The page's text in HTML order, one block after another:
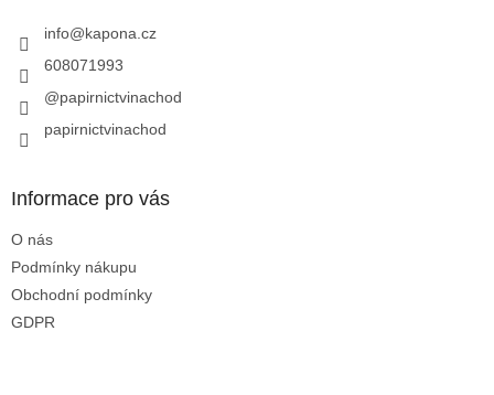
info@kapona.cz
608071993
@papirnictvinachod
papirnictvinachod
Informace pro vás
O nás
Podmínky nákupu
Obchodní podmínky
GDPR